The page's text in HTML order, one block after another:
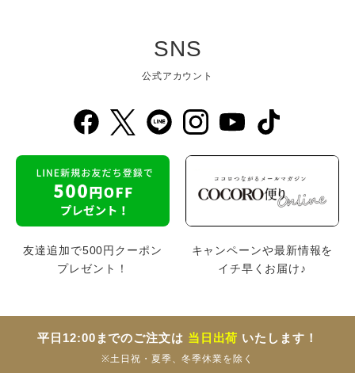
SNS
公式アカウント
友達追加で500円クーポン
プレゼント！
キャンペーンや最新情報を
イチ早くお届け♪
平日12:00までのご注文は 当日出荷 いたします！
※土日祝・夏季、冬季休業を除く